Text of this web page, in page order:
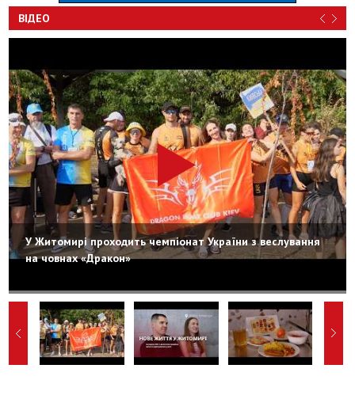
ВІДЕО
У Житомирі проходить чемпіонат України з веслування
на човнах «Дракон»